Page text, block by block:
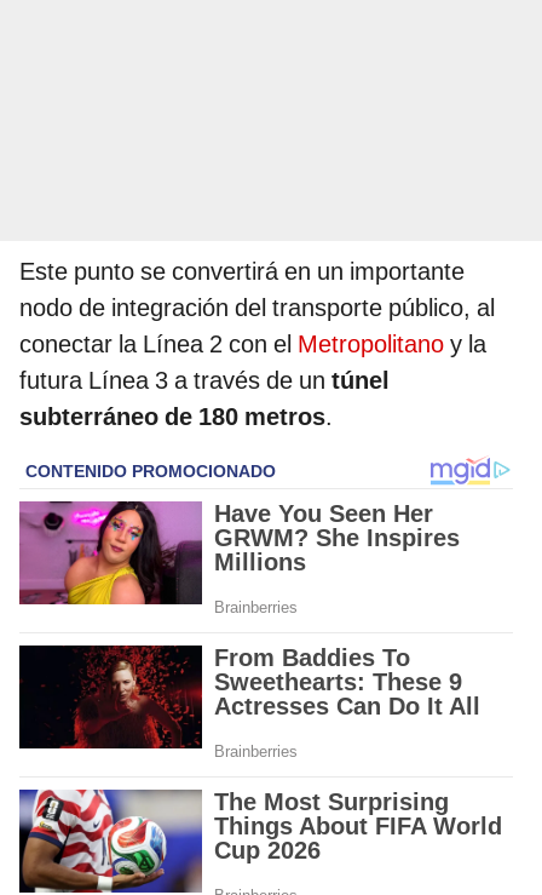
Este punto se convertirá en un importante
nodo de integración del transporte público, al
conectar la Línea 2 con el Metropolitano y la
futura Línea 3 a través de un túnel
subterráneo de 180 metros.